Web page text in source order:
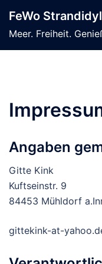
Inhalt
springen
FeWo
Meer. Freiheit.
Angaben
Gitte Kink
Kuftseinstr. 9
84453 Mühldorf
gittekink-at-